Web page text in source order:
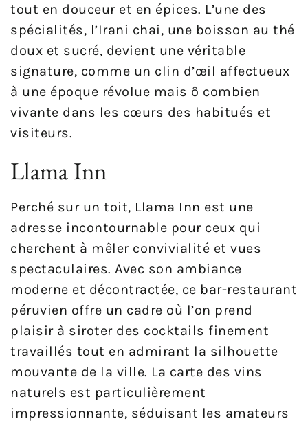
tout en douceur et en épices. L’une des
spécialités, l’Irani chai, une boisson au thé
doux et sucré, devient une véritable
signature, comme un clin d’œil affectueux
à une époque révolue mais ô combien
vivante dans les cœurs des habitués et
visiteurs.
Llama Inn
Perché sur un toit, Llama Inn est une
adresse incontournable pour ceux qui
cherchent à mêler convivialité et vues
spectaculaires. Avec son ambiance
moderne et décontractée, ce bar-restaurant
péruvien offre un cadre où l’on prend
plaisir à siroter des cocktails finement
travaillés tout en admirant la silhouette
mouvante de la ville. La carte des vins
naturels est particulièrement
impressionnante, séduisant les amateurs